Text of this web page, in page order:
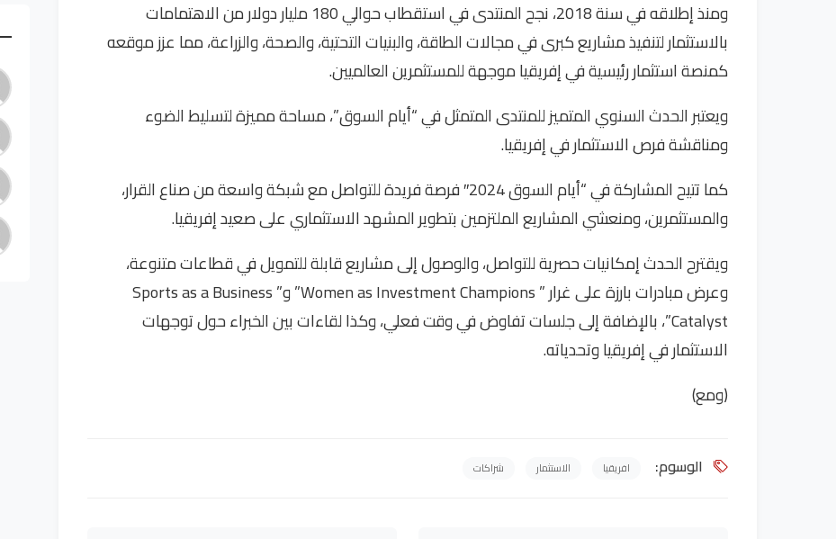
ومنذ إطلاقه في سنة 2018، نجح المنتدى في استقطاب حوالي 180 مليار دولار من الاهتمامات
بالاستثمار لتنفيذ مشاريع كبرى في مجالات الطاقة، والبنيات التحتية، والصحة، والزراعة، مما عزز موقعه
كمنصة استثمار رئيسية في إفريقيا موجهة للمستثمرين العالميين.
ويعتبر الحدث السنوي المتميز للمنتدى المتمثل في “أيام السوق”، مساحة مميزة لتسليط الضوء
ومناقشة فرص الاستثمار في إفريقيا.
كما تتيح المشاركة في “أيام السوق 2024″ فرصة فريدة للتواصل مع شبكة واسعة من صناع القرار،
والمستثمرين، ومنعشي المشاريع الملتزمين بتطوير المشهد الاستثماري على صعيد إفريقيا.
ويقترح الحدث إمكانيات حصرية للتواصل، والوصول إلى مشاريع قابلة للتمويل في قطاعات متنوعة،
وعرض مبادرات بارزة على غرار ” Women as Investment Champions” و” Sports as a Business
Catalyst”، بالإضافة إلى جلسات تفاوض في وقت فعلي، وكذا لقاءات بين الخبراء حول توجهات
الاستثمار في إفريقيا وتحدياته.
(ومع)
الوسوم: افريقيا الاستثمار شراكات